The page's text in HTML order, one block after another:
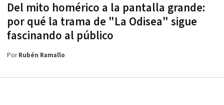
Del mito homérico a la pantalla grande:
por qué la trama de "La Odisea" sigue
fascinando al público
PorRubén Ramallo